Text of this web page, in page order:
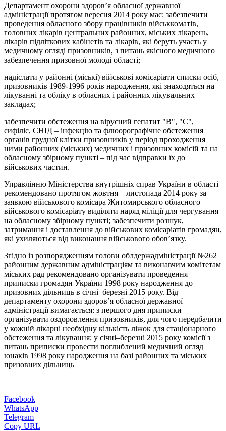
Департамент охорони здоров’я обласної державної
адміністрації протягом вересня 2014 року має: забезпечити
проведення обласного збору працівників військкоматів,
головних лікарів центральних районних, міських лікарень,
лікарів підліткових кабінетів та лікарів, які беруть участь у
медичному огляді призовників, з питань якісного медичного
забезпечення призовної молоді області;
надіслати у районні (міські) військові комісаріати списки осіб,
призовників 1989-1996 років народження, які знаходяться на
лікуванні та обліку в обласних і районних лікувальних
закладах;
забезпечити обстеження на вірусний гепатит "В", "С",
сифіліс, СНІД – інфекцію та флюорографічне обстеження
органів грудної клітки призовників у період проходження
ними районних (міських) медичних і призовних комісій та на
обласному збірному пункті – під час відправки їх до
військових частин.
Управлінню Міністерства внутрішніх справ України в області
рекомендовано протягом жовтня – листопада 2014 року за
заявкою військового комісара Житомирського обласного
військового комісаріату виділяти наряд міліції для чергування
на обласному збірному пункті; забезпечити розшук,
затримання і доставлення до військових комісаріатів громадян,
які ухиляються від виконання військового обов’язку.
Згідно із розпорядженням голови облдержадміністрації №262
районним державним адміністраціям та виконавчим комітетам
міських рад рекомендовано організувати проведення
приписки громадян України 1998 року народження до
призовних дільниць в січні–березні 2015 року. Від
департаменту охорони здоров’я обласної державної
адміністрації вимагається: з першого дня приписки
організувати оздоровлення призовників, для чого передбачити
у кожній лікарні необхідну кількість ліжок для стаціонарного
обстеження та лікування; у січні–березні 2015 року комісії з
питань приписки провести поглиблений медичний огляд
юнаків 1998 року народження на базі районних та міських
призовних дільниць
Facebook
WhatsApp
Telegram
Copy URL